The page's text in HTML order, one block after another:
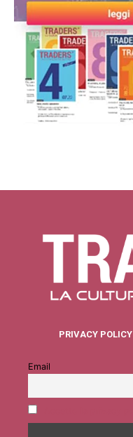
PRIVACY POLICY
Email